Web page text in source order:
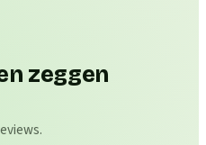
zeggen